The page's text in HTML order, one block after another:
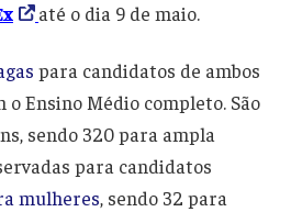
até o dia 9 de maio.
para candidatos de ambos
o Ensino Médio completo. São
sendo 320 para ampla
para candidatos
mulheres, sendo 32 para